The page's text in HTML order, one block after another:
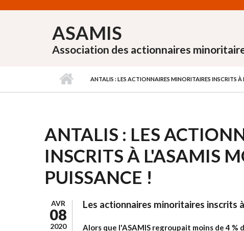
ASAMIS
Association des actionnaires
ANTALIS : LES ACTIONNAIRES MINORITAIRES INSCRITS
ANTALIS : LES
INSCRITS À L'ASAMIS
PUISSANCE !
AVR
08
2020
Les actionnaires minoritaires inscrits
Alors que l'ASAMIS regroupait moins de 4